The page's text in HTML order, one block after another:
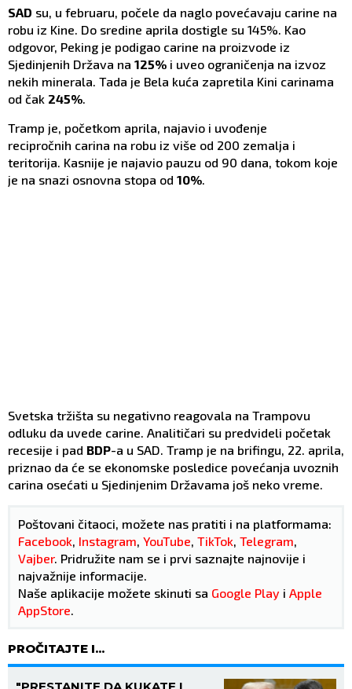
SAD su, u februaru, počele da naglo povećavaju carine na
robu iz Kine. Do sredine aprila dostigle su 145%. Kao
odgovor, Peking je podigao carine na proizvode iz
Sjedinjenih Država na 125% i uveo ograničenja na izvoz
nekih minerala. Tada je Bela kuća zapretila Kini carinama
od čak 245%
Tramp je, početkom aprila, najavio i uvođenje
recipročnih carina na robu iz više od 200 zemalja i
teritorija. Kasnije je najavio pauzu od 90 dana, tokom koje
je na snazi osnovna stopa od 10%
Svetska tržišta su negativno reagovala na Trampovu
odluku da uvede carine. Analitičari su predvideli početak
recesije i pad BDP-a u SAD. Tramp je na brifingu, 22. aprila,
priznao da će se ekonomske posledice povećanja uvoznih
carina osećati u Sjedinjenim Državama još neko vreme.
Poštovani čitaoci, možete nas pratiti i na platformama:
Facebook Instagram YouTube TikTok Telegram
Vajber. Pridružite nam se i prvi saznajte najnovije i
najvažnije informacije.
Naše aplikacije možete skinuti sa Google Play i Apple
AppStore
PROČITAJTE I...